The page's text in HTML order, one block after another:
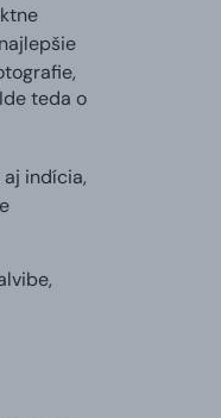
teda o
aj indícia,